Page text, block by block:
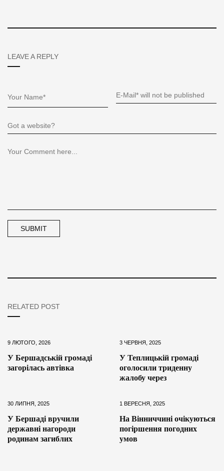
LEAVE A REPLY
RELATED POST
9 ЛЮТОГО, 2026
У Бершадській громаді
загорілась автівка
3 ЧЕРВНЯ, 2025
У Теплицькій громаді
оголосили триденну
жалобу через
30 ЛИПНЯ, 2025
У Бершаді вручили
державні нагороди
родинам загиблих
1 ВЕРЕСНЯ, 2025
На Вінниччині очікуються
погіршення погодних
умов